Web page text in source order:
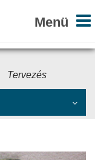
Tervezés